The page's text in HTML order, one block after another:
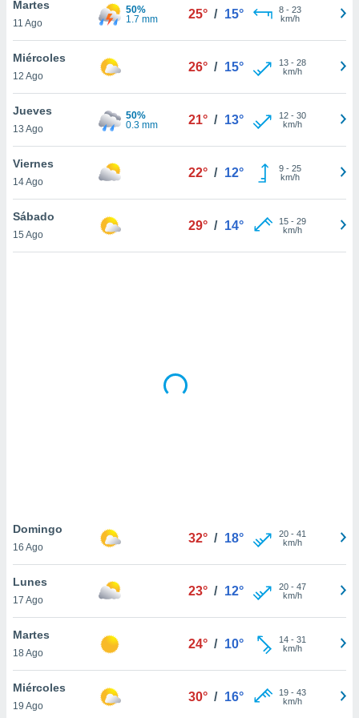
de
te
de que
sean
el sitio
para
ni para
o
como
sitio
de
traten tus
en
interés
a lo que
Para
Martes
11 Ago
50%
1.7 mm
25° / 15° 8- 23
km/h
Miércoles
12 Ago
26° / 15° 13- 28
km/h
Jueves
13 Ago
50%
0.3 mm
21° / 13° 12- 30
km/h
Viernes
14 Ago
22° / 12° 9- 25
km/h
Sábado
15 Ago
29° / 14° 15- 29
km/h
Domingo
16 Ago
32° / 18° 20- 41
km/h
Lunes
17 Ago
23° / 12° 20- 47
km/h
Martes
18 Ago
24° / 10° 14- 31
km/h
Miércoles
19 Ago
30° / 16° 19- 43
km/h